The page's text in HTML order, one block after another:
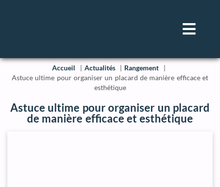
Accueil Actualités
Rangement
Astuce ultime pour organiser un placard de manière efficace et
esthétique
Astuce ultime pour organiser un placard
de manière efficace et esthétique